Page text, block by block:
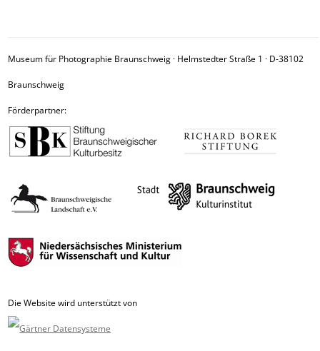
Museum für Photographie Braunschweig · Helmstedter Straße 1 · D-38102
Braunschweig
Förderpartner:
Die Website wird unterstützt von